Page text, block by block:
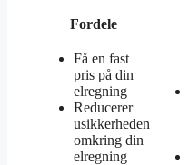
Fordele
Få en fast
pris på din
elregning
Reducerer
usikkerheden
omkring din
elregning